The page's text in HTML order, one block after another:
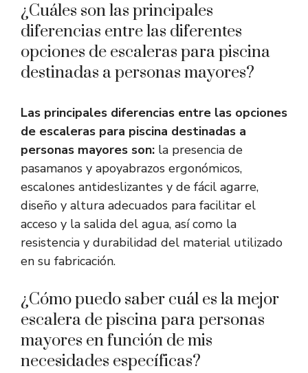
¿Cuáles son las principales
diferencias entre las diferentes
opciones de escaleras para piscina
destinadas a personas mayores?
Las principales diferencias entre las opciones
de escaleras para piscina destinadas a
personas mayores son: la presencia de
pasamanos y apoyabrazos ergonómicos,
escalones antideslizantes y de fácil agarre,
diseño y altura adecuados para facilitar el
acceso y la salida del agua, así como la
resistencia y durabilidad del material utilizado
en su fabricación.
¿Cómo puedo saber cuál es la mejor
escalera de piscina para personas
mayores en función de mis
necesidades específicas?